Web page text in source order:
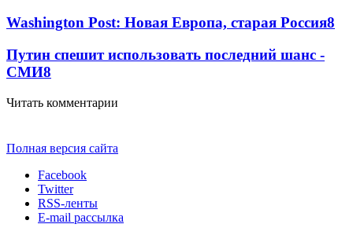
Washington Post: Новая Европа, старая Россия8
Путин спешит использовать последний шанс -
СМИ8
Читать комментарии
Полная версия сайта
Facebook
Twitter
RSS-ленты
E-mail рассылка